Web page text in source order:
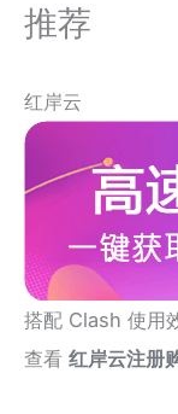
推荐
红岸云
搭配 Clash 使用
查看 红岸云注册